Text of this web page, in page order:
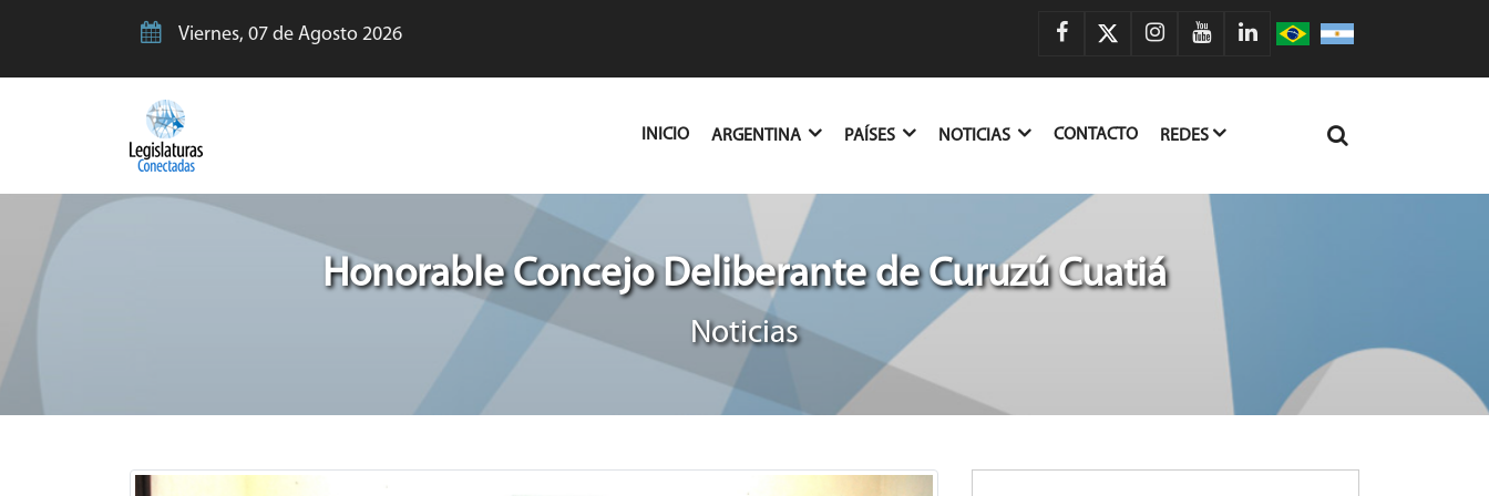
Viernes, 07 de Agosto 2026
INICIO(CURRENT)
ARGENTINA PAÍSES NOTICIAS CONTACTO REDES
Honorable Concejo Deliberante de Curuzú Cuatiá
Noticias